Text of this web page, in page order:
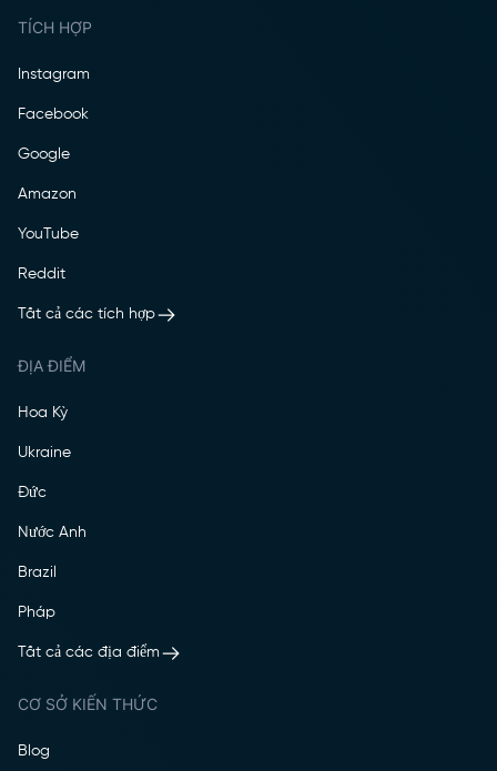
TÍCH HỢP
Instagram
Facebook
Google
Amazon
YouTube
Reddit
Tất cả các tích hợp
ĐỊA ĐIỂM
Hoa Kỳ
Ukraine
Đức
Nước Anh
Brazil
Pháp
Tất cả các địa điểm
CƠ SỞ KIẾN THỨC
Blog